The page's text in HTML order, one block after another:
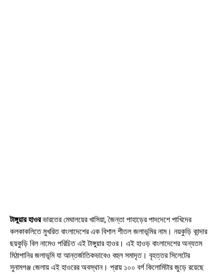
টাঙ্গুয়ার হাওরভারতের মেঘালয়ের খাসিয়া, জৈন্তা পাহাড়ের পাদদেশে পাখিদের
কলকাকলিতে মুখরিত বাংলাদেশের এক বিশাল শীতল জলাভূমির নাম। নয়কুড়ি কান্দার
ছয়কুড়ি বিল নামেও পরিচিত এই টাঙ্গুয়ার হাওর। এই হাওড় বাংলাদেশের অন্যতম
মিঠাপানির জলাভূমি যা আন্তর্জাতিকভাবেও বহুল সমাদৃত। বৃহত্তর সিলেটের
সুনামগঞ্জ জেলায় এই হাওরের অবস্থান। প্রায় ১০০ বর্গ কিলোমিটার জুড়ে রয়েছে